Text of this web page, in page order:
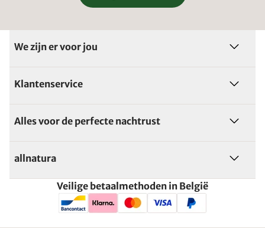
We zijn er voor jou
Klantenservice
Alles voor de perfecte nachtrust
allnatura
Veilige betaalmethoden in België